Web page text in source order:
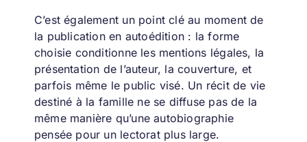
C’est également un point clé au moment de
la publication en autoédition : la forme
choisie conditionne les mentions légales, la
présentation de l’auteur, la couverture, et
parfois même le public visé. Un récit de vie
destiné à la famille ne se diffuse pas de la
même manière qu’une autobiographie
pensée pour un lectorat plus large.